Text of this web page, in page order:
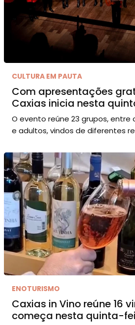
CULTURA EM PAUTA
Com apresentações
Caxias inicia nesta
O evento reúne 23 grupos, entre
e adultos, vindos de diferentes
ENOTURISMO
Caxias in Vino reúne 16
começa nesta quinta-